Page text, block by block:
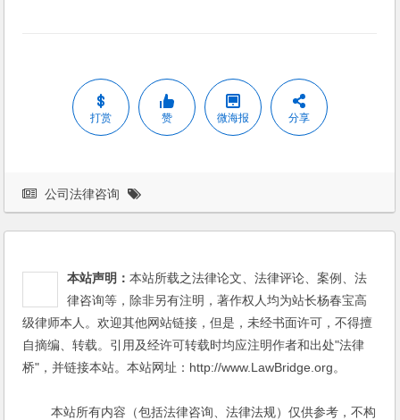
打赏 赞 微海报 分享
公司法律咨询
本站声明：本站所载之法律论文、法律评论、案例、法
律咨询等，除非另有注明，著作权人均为站长杨春宝高
级律师本人。欢迎其他网站链接，但是，未经书面许可，不得擅
自摘编、转载。引用及经许可转载时均应注明作者和出处"法律
桥"，并链接本站。本站网址：http://www.LawBridge.org。
本站所有内容（包括法律咨询、法律法规）仅供参考，不构